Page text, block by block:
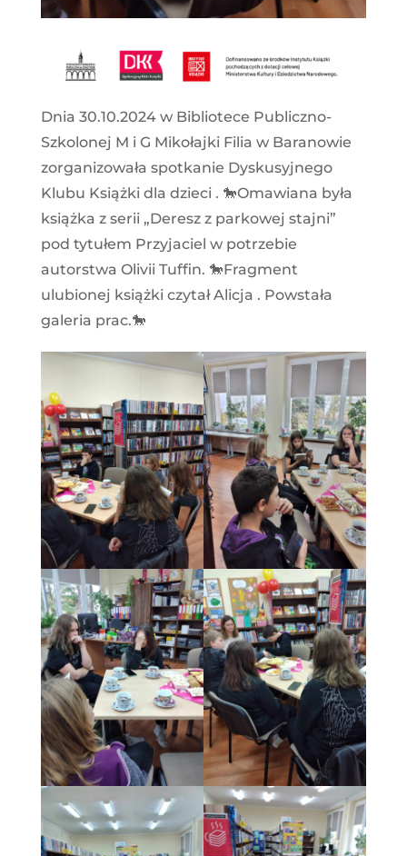
Dnia 30.10.2024 w Bibliotece Publiczno-
Szkolonej M i G Mikołajki Filia w Baranowie
zorganizowała spotkanie Dyskusyjnego
Klubu Książki dla dzieci . 🐎Omawiana była
książka z serii „Deresz z parkowej stajni”
pod tytułem Przyjaciel w potrzebie
autorstwa Olivii Tuffin. 🐎Fragment
ulubionej książki czytał Alicja . Powstała
galeria prac.🐎